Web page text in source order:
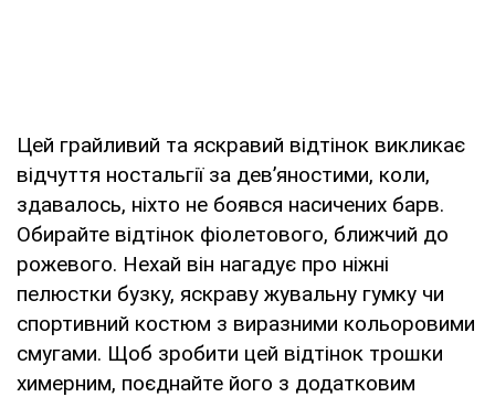
Цей грайливий та яскравий відтінок викликає
відчуття ностальгії за дев’яностими, коли,
здавалось, ніхто не боявся насичених барв.
Обирайте відтінок фіолетового, ближчий до
рожевого. Нехай він нагадує про ніжні
пелюстки бузку, яскраву жувальну гумку чи
спортивний костюм з виразними кольоровими
смугами. Щоб зробити цей відтінок трошки
химерним, поєднайте його з додатковим